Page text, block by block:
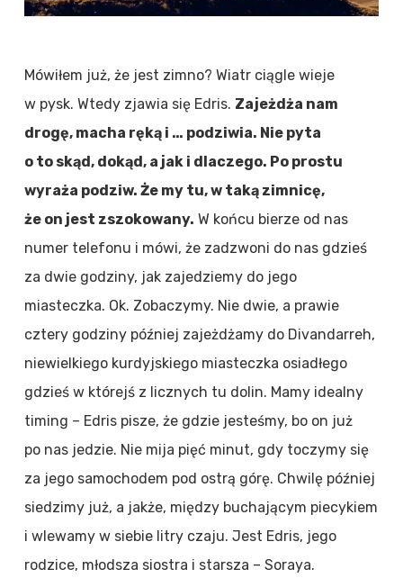
Mówiłem już, że jest zimno? Wiatr ciągle wieje
w pysk. Wtedy zjawia się Edris. Zajeżdża nam
drogę, macha ręką i … podziwia. Nie pyta
o to skąd, dokąd, a jak i dlaczego. Po prostu
wyraża podziw. Że my tu, w taką zimnicę,
że on jest zszokowany. W końcu bierze od nas
numer telefonu i mówi, że zadzwoni do nas gdzieś
za dwie godziny, jak zajedziemy do jego
miasteczka. Ok. Zobaczymy. Nie dwie, a prawie
cztery godziny później zajeżdżamy do Divandarreh,
niewielkiego kurdyjskiego miasteczka osiadłego
gdzieś w którejś z licznych tu dolin. Mamy idealny
timing – Edris pisze, że gdzie jesteśmy, bo on już
po nas jedzie. Nie mija pięć minut, gdy toczymy się
za jego samochodem pod ostrą górę. Chwilę później
siedzimy już, a jakże, między buchającym piecykiem
i wlewamy w siebie litry czaju. Jest Edris, jego
rodzice, młodsza siostra i starsza – Soraya.